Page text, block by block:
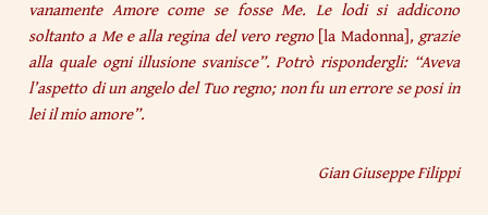
vanamente Amore come se fosse Me. Le lodi si addicono
soltanto a Me e alla regina del vero regno[la Madonna], grazie
alla quale ogni illusione svanisce”. Potrò rispondergli: “Aveva
l’aspetto di un angelo del Tuo regno; non fu un errore se posi in
lei il mio amore”.
Gian Giuseppe Filippi